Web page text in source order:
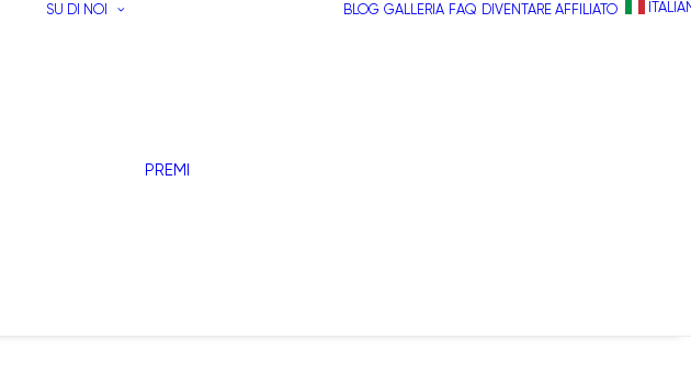
SU DI NOI
PREMI
BLOG GALLERIA FAQ DIVENTARE AFFILIATO